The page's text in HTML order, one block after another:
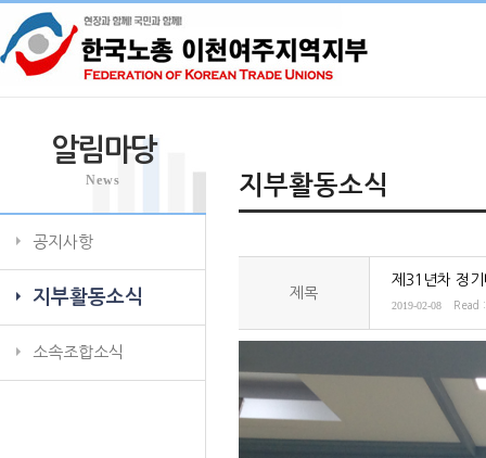
알림마당
News
공지사항
지부활동소식
소속조합소식
지부활동소식
제목
제31년차 정
2019-02-08 Read